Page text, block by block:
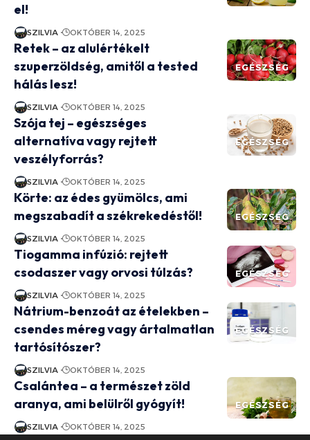
el!
SZILVIA OKTÓBER 14, 2025
EGÉSZSÉG
Retek – az alulértékelt
szuperzöldség, amitől a tested
hálás lesz!
SZILVIA OKTÓBER 14, 2025
EGÉSZSÉG
Szója tej – egészséges
alternatíva vagy rejtett
veszélyforrás?
SZILVIA OKTÓBER 14, 2025
EGÉSZSÉG
Körte: az édes gyümölcs, ami
megszabadít a székrekedéstől!
SZILVIA OKTÓBER 14, 2025
EGÉSZSÉG
Tiogamma infúzió: rejtett
csodaszer vagy orvosi túlzás?
SZILVIA OKTÓBER 14, 2025
EGÉSZSÉG
Nátrium-benzoát az ételekben –
csendes méreg vagy ártalmatlan
tartósítószer?
SZILVIA OKTÓBER 14, 2025
EGÉSZSÉG
Csalántea – a természet zöld
aranya, ami belülről gyógyít!
SZILVIA OKTÓBER 14, 2025